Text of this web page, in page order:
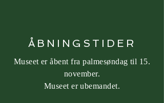
ÅBNINGSTIDER
Museet er åbent fra palmesøndag til 15.
november.
Museet er ubemandet.